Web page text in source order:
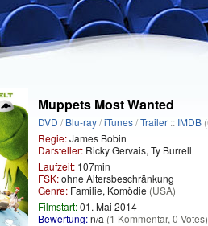
Muppets Most Wanted
DVD /Blu-ray/iTunes/Trailer :: IMDB
Regie:James Bobin
Darsteller: Ricky Gervais, Ty Burrell
Laufzeit: 107min
FSK:ohne Altersbeschränkung
Genre: Familie, Komödie (USA)
Filmstart:01. Mai 2014
Bewertung:n/a (1 Kommentar, 0 Votes)